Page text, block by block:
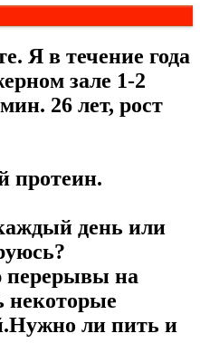
Я в течение года
зале 1-2
26 лет, рост
протеин.
день или
перерывы на
некоторые
ли пить и